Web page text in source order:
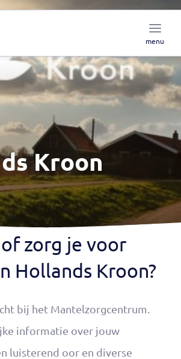
menu
Kroon
zorg je voor
Hollands Kroon?
bij het Mantelzorgcentrum.
informatie over jouw
luisterend oor en diverse